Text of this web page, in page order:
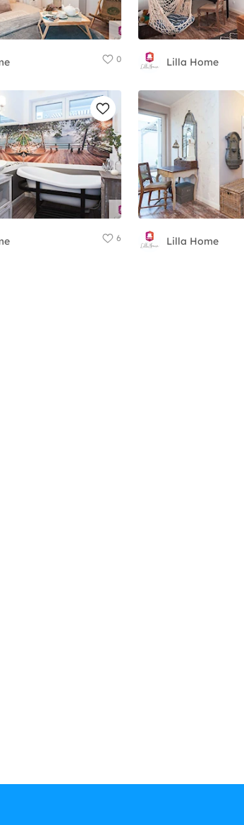
0 Lilla Home
6 Lilla Home